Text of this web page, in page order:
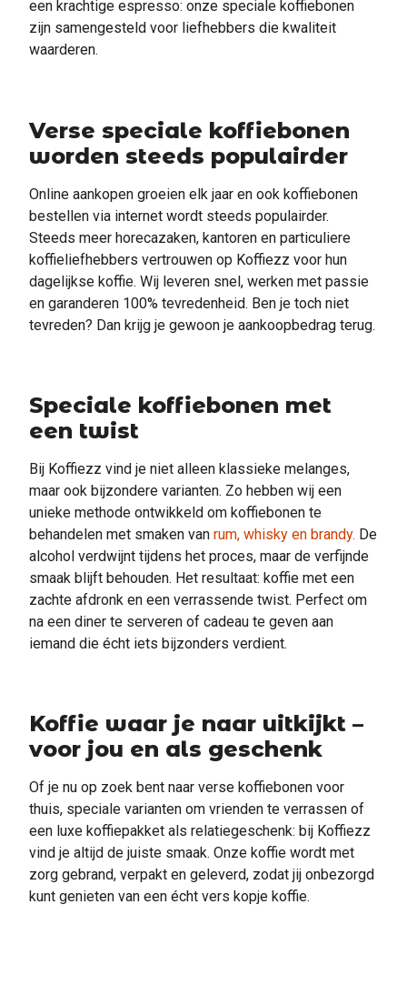
een krachtige espresso: onze speciale koffiebonen
zijn samengesteld voor liefhebbers die kwaliteit
waarderen.
Verse speciale koffiebonen
worden steeds populairder
Online aankopen groeien elk jaar en ook koffiebonen
bestellen via internet wordt steeds populairder.
Steeds meer horecazaken, kantoren en particuliere
koffieliefhebbers vertrouwen op Koffiezz voor hun
dagelijkse koffie. Wij leveren snel, werken met passie
en garanderen 100% tevredenheid. Ben je toch niet
tevreden? Dan krijg je gewoon je aankoopbedrag terug.
Speciale koffiebonen met
een twist
Bij Koffiezz vind je niet alleen klassieke melanges,
maar ook bijzondere varianten. Zo hebben wij een
unieke methode ontwikkeld om koffiebonen te
behandelen met smaken van rum, whisky en brandy. De
alcohol verdwijnt tijdens het proces, maar de verfijnde
smaak blijft behouden. Het resultaat: koffie met een
zachte afdronk en een verrassende twist. Perfect om
na een diner te serveren of cadeau te geven aan
iemand die écht iets bijzonders verdient.
Koffie waar je naar uitkijkt –
voor jou en als geschenk
Of je nu op zoek bent naar verse koffiebonen voor
thuis, speciale varianten om vrienden te verrassen of
een luxe koffiepakket als relatiegeschenk: bij Koffiezz
vind je altijd de juiste smaak. Onze koffie wordt met
zorg gebrand, verpakt en geleverd, zodat jij onbezorgd
kunt genieten van een écht vers kopje koffie.